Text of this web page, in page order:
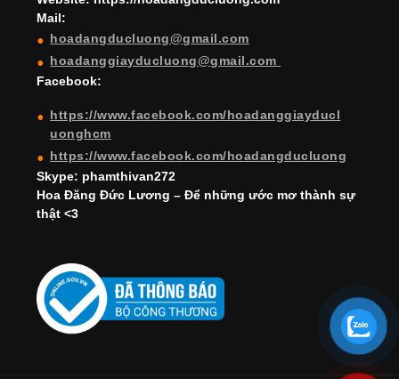
Mail:
hoadangducluong@gmail.com
hoadanggiayducluong@gmail.com
Facebook:
https://www.facebook.com/hoadanggiayducl
uonghcm
https://www.facebook.com/hoadangducluong
Skype: phamthivan272
Hoa Đăng Đức Lương – Để những ước mơ thành sự
thật <3